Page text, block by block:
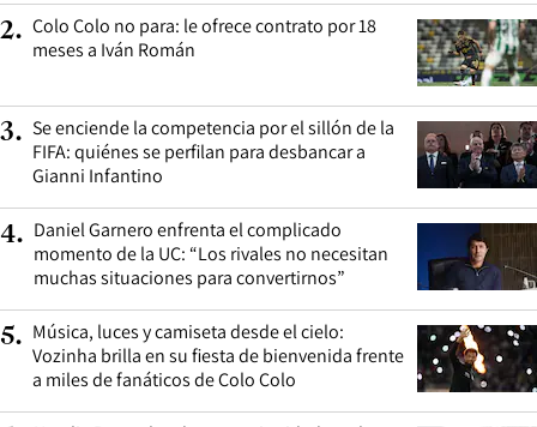
2. Colo Colo no para: le ofrece contrato por 18
meses a Iván Román
3. Se enciende la competencia por el sillón de la
FIFA: quiénes se perfilan para desbancar a
Gianni Infantino
4. Daniel Garnero enfrenta el complicado
momento de la UC: “Los rivales no necesitan
muchas situaciones para convertirnos”
5. Música, luces y camiseta desde el cielo:
Vozinha brilla en su fiesta de bienvenida frente
a miles de fanáticos de Colo Colo